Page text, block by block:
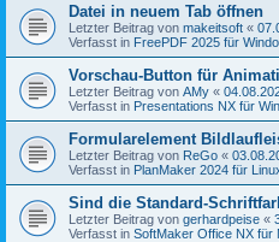
Datei in neuem Tab öffnen
Letzter Beitrag von makeitsoft «
Verfasst in FreePDF 2025 für
Vorschau-Button für
Letzter Beitrag von AMy «
Verfasst in Presentations NX für
Formularelement
Letzter Beitrag von ReGo «
Verfasst in PlanMaker 2024 für
Sind die Standard-
Letzter Beitrag von gerhardpeise «
Verfasst in SoftMaker Office NX für